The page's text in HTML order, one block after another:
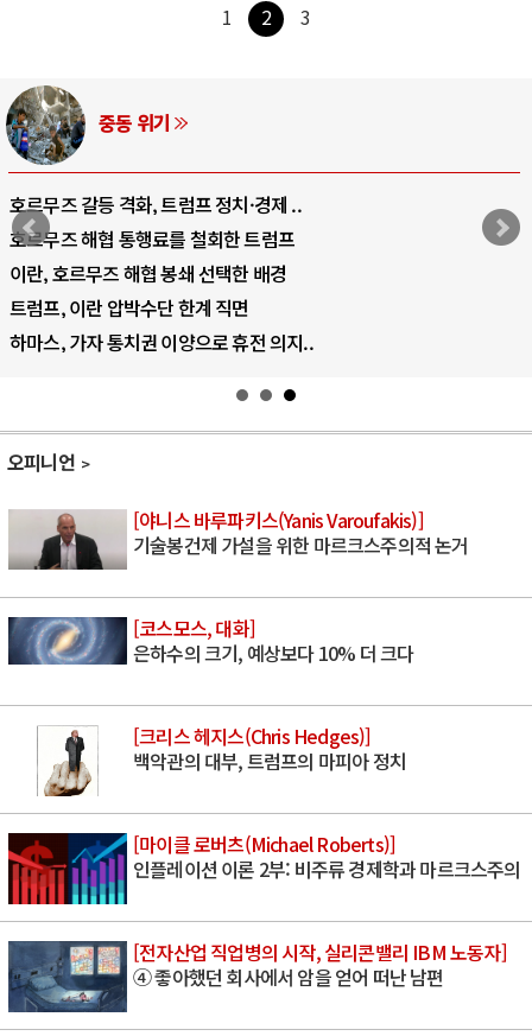
1 2 3
AI와 인간
중국 AI, 저가 공세로 글로벌 토큰 시..
AI 국부펀드 구상 놓고 미국 진보진영 ..
AI 데이터센터 반대 투쟁은 새로운 글로..
AI의 숨은 환경 비용: 데이터센터 확산..
AI는 어떻게 미국 민주주의를 잠식하고 ..
오피니언
[야니스 바루파키스(Yanis Varoufakis)]
기술봉건제 가설을 위한 마르크스주의적 논거
[코스모스, 대화]
은하수의 크기, 예상보다 10% 더 크다
[크리스 헤지스(Chris Hedges)]
백악관의 대부, 트럼프의 마피아 정치
[마이클 로버츠(Michael Roberts)]
인플레이션 이론 2부: 비주류 경제학과 마르크스주의
[전자산업 직업병의 시작, 실리콘밸리 IBM 노동자]
④ 좋아했던 회사에서 암을 얻어 떠난 남편